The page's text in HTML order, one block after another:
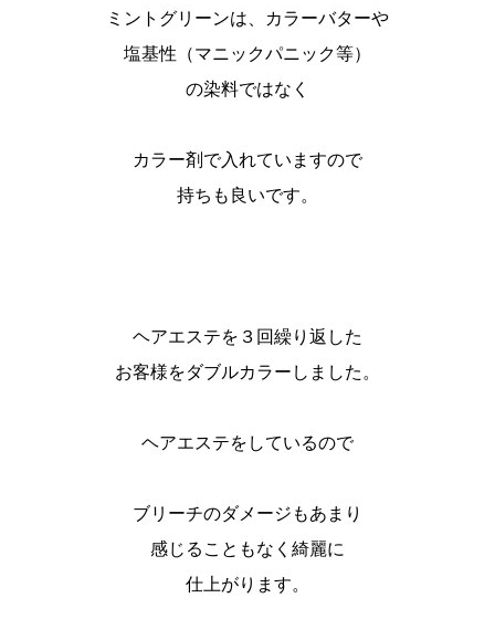
ミントグリーンは、カラーバターや
塩基性（マニックパニック等）
の染料ではなく
カラー剤で入れていますので
持ちも良いです。
ヘアエステを３回繰り返した
お客様をダブルカラーしました。
ヘアエステをしているので
ブリーチのダメージもあまり
感じることもなく綺麗に
仕上がります。